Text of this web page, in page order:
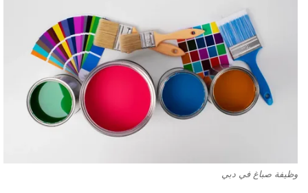
وظيفة صباغ في دبي